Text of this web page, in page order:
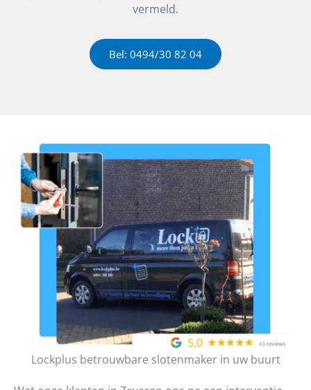
vermeld.
Bel: 0494/30 82 04
Lockplus betrouwbare slotenmaker in uw buurt